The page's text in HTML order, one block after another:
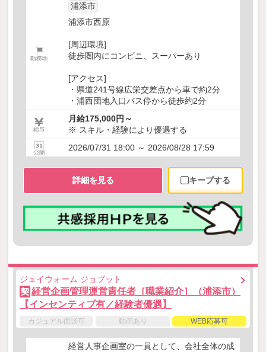
浦添市
浦添市西原
[周辺環境]
徒歩圏内にコンビニ、スーパーあり
[アクセス]
・県道241号線広栄交差点から車で約2分
・浦西団地入口バス停から徒歩約2分
月給175,000円～
※ スキル・経験により優遇する
2026/07/31 18:00 ～ 2026/08/28 17:59
詳細を見る キープする
ジェイウォーム ジョブット
契 経営企画管理運営責任者［職業紹介］（浦添市）
【インセンティブ有／経験者優遇】
カジュアル面談可 動画あり WEB応募可
経営人事企画室の一員として、会社全体の成